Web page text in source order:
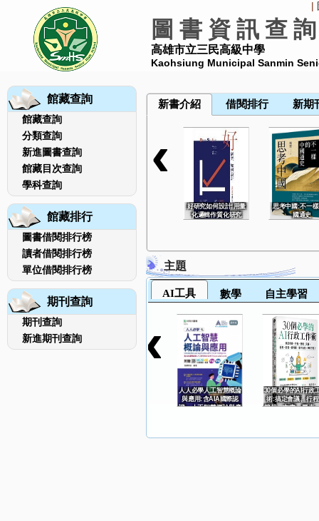
|
圖 書 資 訊 查
高雄市立三民高級中學
Kaohsiung Municipal Sanmin
館藏查詢
館藏查詢
分類查詢
新進圖書查詢
館藏目次查詢
學科查詢
館藏排行
圖書借閱排行榜
讀者借閱排行榜
單位借閱排行榜
期刊查詢
期刊查詢
新進期刊查詢
好研究如何設計:用量
化邏輯作質化研究
思考中國:不一
國通史
‹
主題
AI工具 數學 自主學習
人人必學人工智慧概論
與應用:含AIA國際認
證：人工智慧概論與應
artificial intellgence
30個必學的AI行政
術:搞定會議、行程
簡報、文書、圖表
‹